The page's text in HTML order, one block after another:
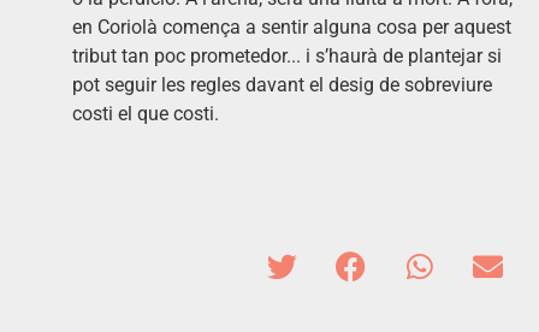
en Coriolà comença a sentir alguna cosa per aquest
tribut tan poc prometedor... i s’haurà de plantejar si
pot seguir les regles davant el desig de sobreviure
costi el que costi.